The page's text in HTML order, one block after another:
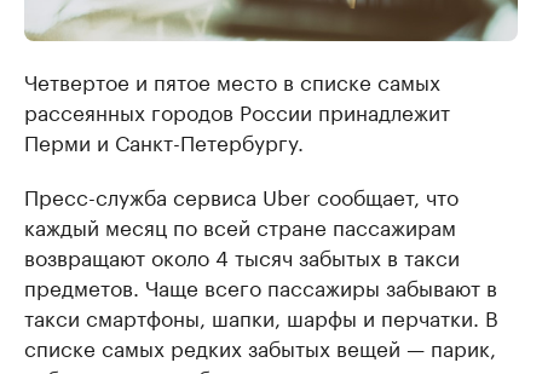
Четвертое и пятое место в списке самых
рассеянных городов России принадлежит
Перми и Санкт-Петербургу.
Пресс-служба сервиса Uber сообщает, что
каждый месяц по всей стране пассажирам
возвращают около 4 тысяч забытых в такси
предметов. Чаще всего пассажиры забывают в
такси смартфоны, шапки, шарфы и перчатки. В
списке самых редких забытых вещей — парик,